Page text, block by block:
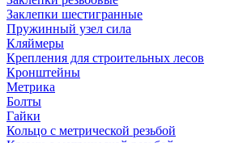
Заклепки шестигранные
Пружинный узел сила
Кляймеры
Крепления для строительных лесов
Кронштейны
Метрика
Болты
Гайки
Кольцо с метрической резьбой